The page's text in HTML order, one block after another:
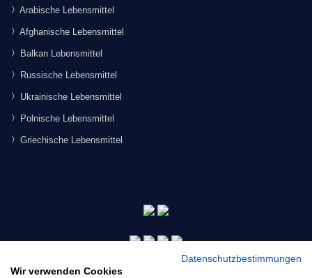
Arabische Lebensmittel
Afghanische Lebensmittel
Balkan Lebensmittel
Russische Lebensmittel
Ukrainische Lebensmittel
Polnische Lebensmittel
Griechische Lebensmittel
Datenschutzbestimmungen
Wir verwenden Cookies